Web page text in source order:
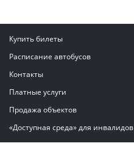
Купить билеты
Расписание автобусов
Контакты
Платные услуги
Продажа объектов
«Доступная среда» для инвалидов